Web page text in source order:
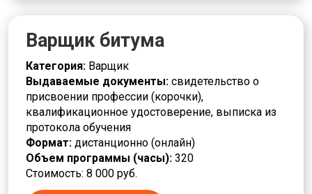
Контролер
Контроль качества, ревизия
Красильщик
Красота
Кровельщик
Кузнец
Культура и искусство
Лаборант
Лакировщик
Литейщик
Логистика и снабжение
Варщик битума
Категория: Варщик
Выдаваемые документы: свидетельство о
присвоении профессии (корочки),
квалификационное удостоверение, выписка из
протокола обучения
Формат: дистанционно (онлайн)
Объем программы (часы): 320
Стоимость: 8 000 руб.